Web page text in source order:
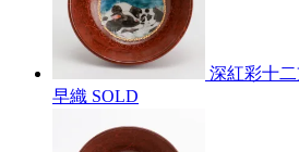
深紅彩十
早織 SOLD